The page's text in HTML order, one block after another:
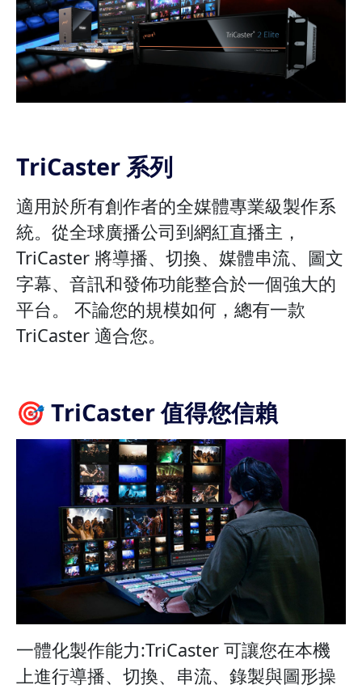
TriCaster 系列
適用於所有創作者的全媒體專業級製作系
統。從全球廣播公司到網紅直播主，
TriCaster 將導播、切換、媒體串流、圖文
字幕、音訊和發佈功能整合於一個強大的
平台。 不論您的規模如何，總有一款
TriCaster 適合您。
🎯 TriCaster 值得您信賴
一體化製作能力:TriCaster 可讓您在本機
上進行導播、切換、串流、錄製與圖形操